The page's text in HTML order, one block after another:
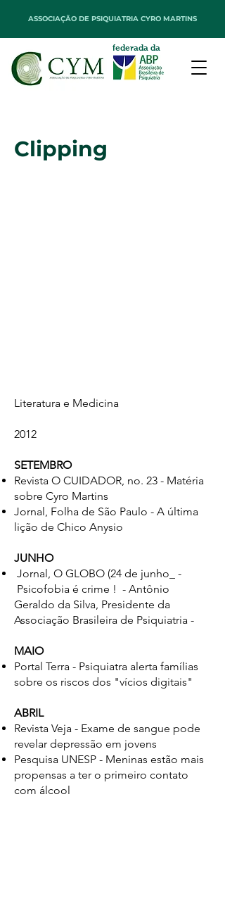
ASSOCIAÇÃO DE PSIQUIATRIA CYRO MARTINS
federada da
Clipping
Literatura e Medicina
2012
SETEMBRO
Revista O CUIDADOR, no. 23 - Matéria
sobre Cyro Martins
Jornal, Folha de São Paulo - A última
lição de Chico Anysio
JUNHO
Jornal, O GLOBO (24 de junho_ -
Psicofobia é crime ! - Antônio
Geraldo da Silva, Presidente da
Associação Brasileira de Psiquiatria -
MAIO
Portal Terra - Psiquiatra alerta famílias
sobre os riscos dos "vícios digitais"
ABRIL
Revista Veja - Exame de sangue pode
revelar depressão em jovens
Pesquisa UNESP - Meninas estão mais
propensas a ter o primeiro contato
com álcool